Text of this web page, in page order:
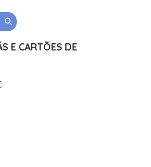
E CARTÕES DE